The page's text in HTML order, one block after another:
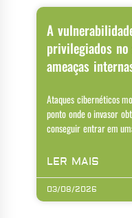
A
privilegiados
ameaças
Ataques cibernéticos
ponto onde o invasor
conseguir entrar em
LER MAIS
03/08/2026